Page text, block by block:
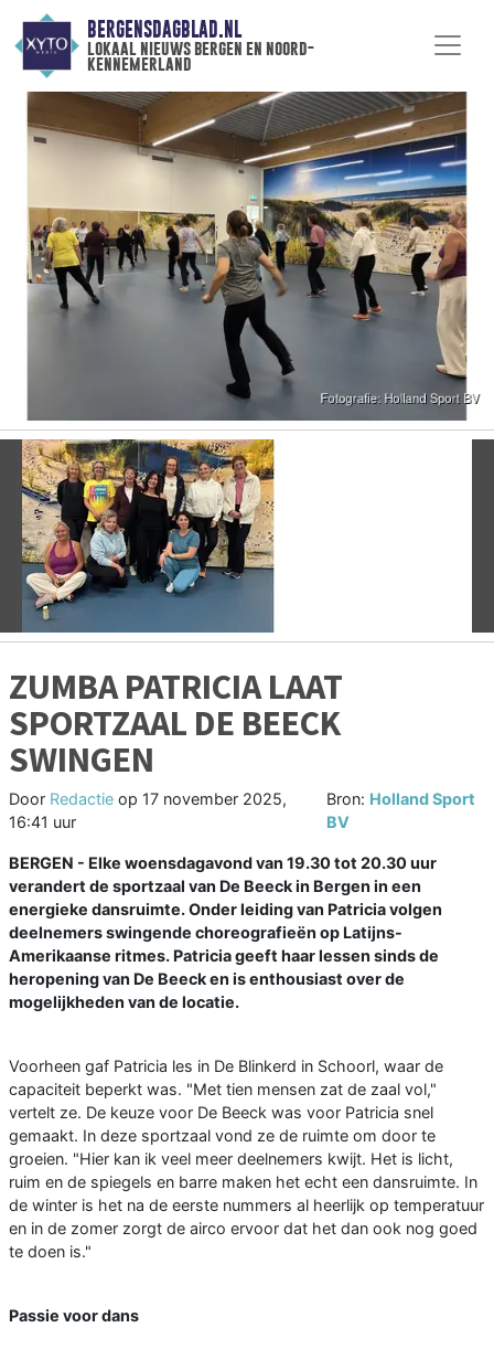
BERGENSDAGBLAD.NL
lokaal nieuws bergen en noord-
kennemerland
Vorige
ZUMBA PATRICIA LAAT
SPORTZAAL DE BEECK
SWINGEN
Door Redactie op 17 november 2025,
16:41 uur
Bron: Holland Sport
BV
BERGEN - Elke woensdagavond van 19.30 tot 20.30 uur
verandert de sportzaal van De Beeck in Bergen in een
energieke dansruimte. Onder leiding van Patricia volgen
deelnemers swingende choreografieën op Latijns-
Amerikaanse ritmes. Patricia geeft haar lessen sinds de
heropening van De Beeck en is enthousiast over de
mogelijkheden van de locatie.
Voorheen gaf Patricia les in De Blinkerd in Schoorl, waar de
capaciteit beperkt was. "Met tien mensen zat de zaal vol,"
vertelt ze. De keuze voor De Beeck was voor Patricia snel
gemaakt. In deze sportzaal vond ze de ruimte om door te
groeien. "Hier kan ik veel meer deelnemers kwijt. Het is licht,
ruim en de spiegels en barre maken het echt een dansruimte. In
de winter is het na de eerste nummers al heerlijk op temperatuur
en in de zomer zorgt de airco ervoor dat het dan ook nog goed
te doen is."
Passie voor dans